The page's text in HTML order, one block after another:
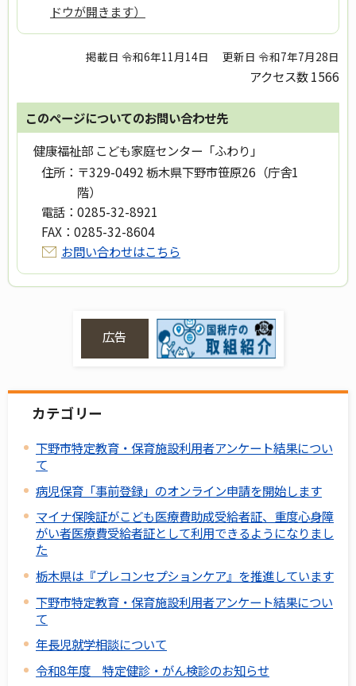
ドウが開きます）
掲載日 令和6年11月14日 更新日 令和7年7月28日
アクセス数1566
このページについてのお問い合わせ先
健康福祉部 こども家庭センター「ふわり」
住所： 〒329-0492 栃木県下野市笹原26（庁舎1
階）
電話： 0285-32-8921
FAX： 0285-32-8604
お問い合わせはこちら
広告
カテゴリー
下野市特定教育・保育施設利用者アンケート結果につい
て
病児保育「事前登録」のオンライン申請を開始します
マイナ保険証がこども医療費助成受給者証、重度心身障
がい者医療費受給者証として利用できるようになりまし
た
栃木県は『プレコンセプションケア』を推進しています
下野市特定教育・保育施設利用者アンケート結果につい
て
年長児就学相談について
令和8年度 特定健診・がん検診のお知らせ